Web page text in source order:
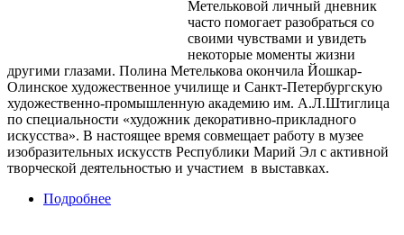
Метельковой личный дневник
часто помогает разобраться со
своими чувствами и увидеть
некоторые моменты жизни
другими глазами. Полина Метелькова окончила Йошкар-
Олинское художественное училище и Санкт-Петербургскую
художественно-промышленную академию им. А.Л.Штиглица
по специальности «художник декоративно-прикладного
искусства». В настоящее время совмещает работу в музее
изобразительных искусств Республики Марий Эл с активной
творческой деятельностью и участием в выставках.
Подробнее